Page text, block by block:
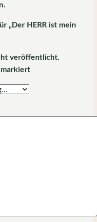
„Der HERR ist mein
veröffentlicht.
markiert